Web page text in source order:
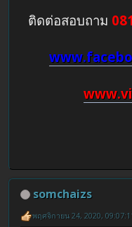
ติดต่อสอบถาม
somchaizs
พฤศจิกายน 24, 2020,